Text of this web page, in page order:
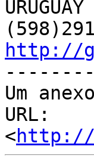
URUGUAY
http://
Um
URL:
<http://